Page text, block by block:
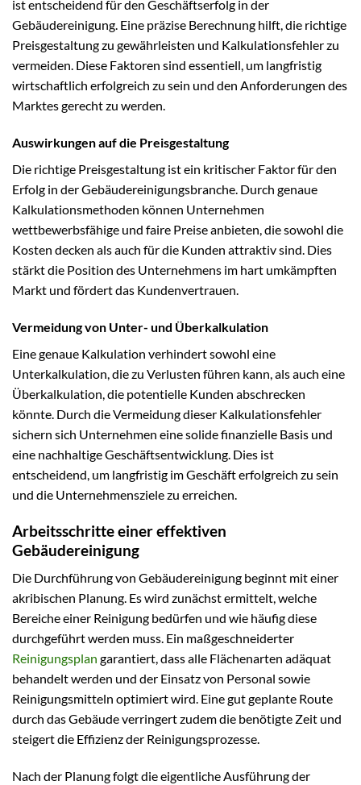
ist entscheidend für den Geschäftserfolg in der
Gebäudereinigung. Eine präzise Berechnung hilft, die richtige
Preisgestaltung zu gewährleisten und Kalkulationsfehler zu
vermeiden. Diese Faktoren sind essentiell, um langfristig
wirtschaftlich erfolgreich zu sein und den Anforderungen des
Marktes gerecht zu werden.
Auswirkungen auf die Preisgestaltung
Die richtige Preisgestaltung ist ein kritischer Faktor für den
Erfolg in der Gebäudereinigungsbranche. Durch genaue
Kalkulationsmethoden können Unternehmen
wettbewerbsfähige und faire Preise anbieten, die sowohl die
Kosten decken als auch für die Kunden attraktiv sind. Dies
stärkt die Position des Unternehmens im hart umkämpften
Markt und fördert das Kundenvertrauen.
Vermeidung von Unter- und Überkalkulation
Eine genaue Kalkulation verhindert sowohl eine
Unterkalkulation, die zu Verlusten führen kann, als auch eine
Überkalkulation, die potentielle Kunden abschrecken
könnte. Durch die Vermeidung dieser Kalkulationsfehler
sichern sich Unternehmen eine solide finanzielle Basis und
eine nachhaltige Geschäftsentwicklung. Dies ist
entscheidend, um langfristig im Geschäft erfolgreich zu sein
und die Unternehmensziele zu erreichen.
Arbeitsschritte einer effektiven
Gebäudereinigung
Die Durchführung von Gebäudereinigung beginnt mit einer
akribischen Planung. Es wird zunächst ermittelt, welche
Bereiche einer Reinigung bedürfen und wie häufig diese
durchgeführt werden muss. Ein maßgeschneiderter
Reinigungsplan garantiert, dass alle Flächenarten adäquat
behandelt werden und der Einsatz von Personal sowie
Reinigungsmitteln optimiert wird. Eine gut geplante Route
durch das Gebäude verringert zudem die benötigte Zeit und
steigert die Effizienz der Reinigungsprozesse.
Nach der Planung folgt die eigentliche Ausführung der